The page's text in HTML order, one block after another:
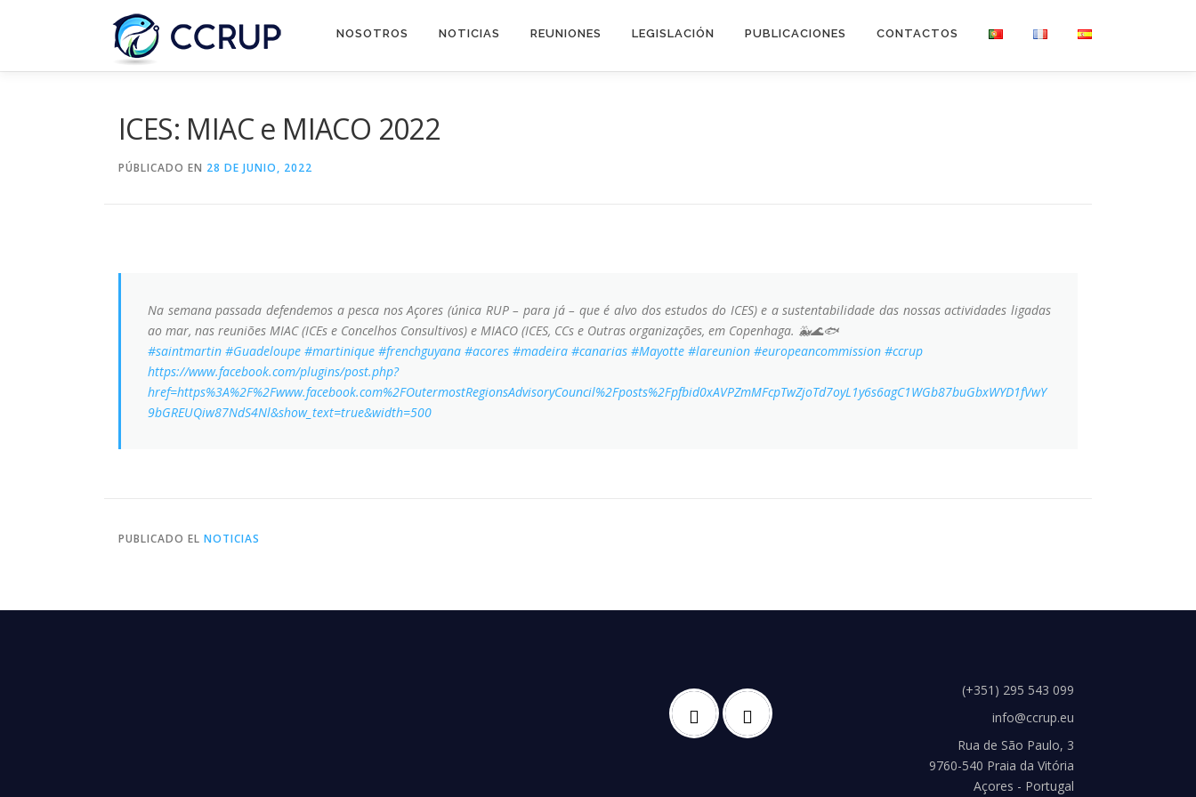
NOSOTROS NOTICIAS REUNIONES LEGISLACIÓN PUBLICACIONES CONTACTOS
ICES: MIAC e MIACO 2022
PÚBLICADO EN 28 DE JUNIO, 2022
Na semana passada defendemos a pesca nos Açores (única RUP – para já – que é alvo dos estudos do ICES) e a sustentabilidade das nossas actividades ligadas
ao mar, nas reuniões MIAC (ICEs e Concelhos Consultivos) e MIACO (ICES, CCs e Outras organizações, em Copenhaga. 🐳🌊🐟
#saintmartin #Guadeloupe #martinique #frenchguyana #acores #madeira #canarias #Mayotte #lareunion #europeancommission #ccrup
https://www.facebook.com/plugins/post.php?
href=https%3A%2F%2Fwww.facebook.com%2FOutermostRegionsAdvisoryCouncil%2Fposts%2Fpfbid0xAVPZmMFcpTwZjoTd7oyL1y6s6agC1WGb87buGbxWYD1fVwY
9bGREUQiw87NdS4Nl&show_text=true&width=500
PUBLICADO EL NOTICIAS
(+351) 295 543 099
info@ccrup.eu
Rua de São Paulo, 3
9760-540 Praia da Vitória
Açores - Portugal